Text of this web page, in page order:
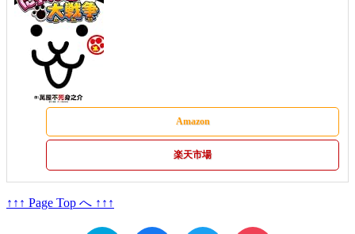
Amazon
楽天市場
↑↑↑ Page Top へ ↑↑↑